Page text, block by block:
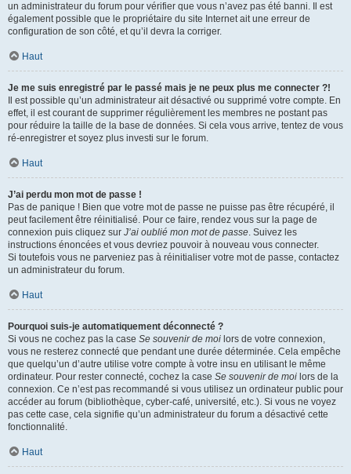
un administrateur du forum pour vérifier que vous n’avez pas été banni. Il est
également possible que le propriétaire du site Internet ait une erreur de
configuration de son côté, et qu’il devra la corriger.
Haut
Je me suis enregistré par le passé mais je ne peux plus me connecter ?!
Il est possible qu’un administrateur ait désactivé ou supprimé votre compte. En
effet, il est courant de supprimer régulièrement les membres ne postant pas
pour réduire la taille de la base de données. Si cela vous arrive, tentez de vous
ré-enregistrer et soyez plus investi sur le forum.
Haut
J’ai perdu mon mot de passe !
Pas de panique ! Bien que votre mot de passe ne puisse pas être récupéré, il
peut facilement être réinitialisé. Pour ce faire, rendez vous sur la page de
connexion puis cliquez sur J’ai oublié mon mot de passe. Suivez les
instructions énoncées et vous devriez pouvoir à nouveau vous connecter.
Si toutefois vous ne parveniez pas à réinitialiser votre mot de passe, contactez
un administrateur du forum.
Haut
Pourquoi suis-je automatiquement déconnecté ?
Si vous ne cochez pas la case Se souvenir de moi lors de votre connexion,
vous ne resterez connecté que pendant une durée déterminée. Cela empêche
que quelqu’un d’autre utilise votre compte à votre insu en utilisant le même
ordinateur. Pour rester connecté, cochez la case Se souvenir de moi lors de la
connexion. Ce n’est pas recommandé si vous utilisez un ordinateur public pour
accéder au forum (bibliothèque, cyber-café, université, etc.). Si vous ne voyez
pas cette case, cela signifie qu’un administrateur du forum a désactivé cette
fonctionnalité.
Haut